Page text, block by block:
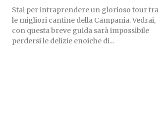
Stai per intraprendere un glorioso tour tra
le migliori cantine della Campania. Vedrai,
con questa breve guida sarà impossibile
perdersi le delizie enoiche di...